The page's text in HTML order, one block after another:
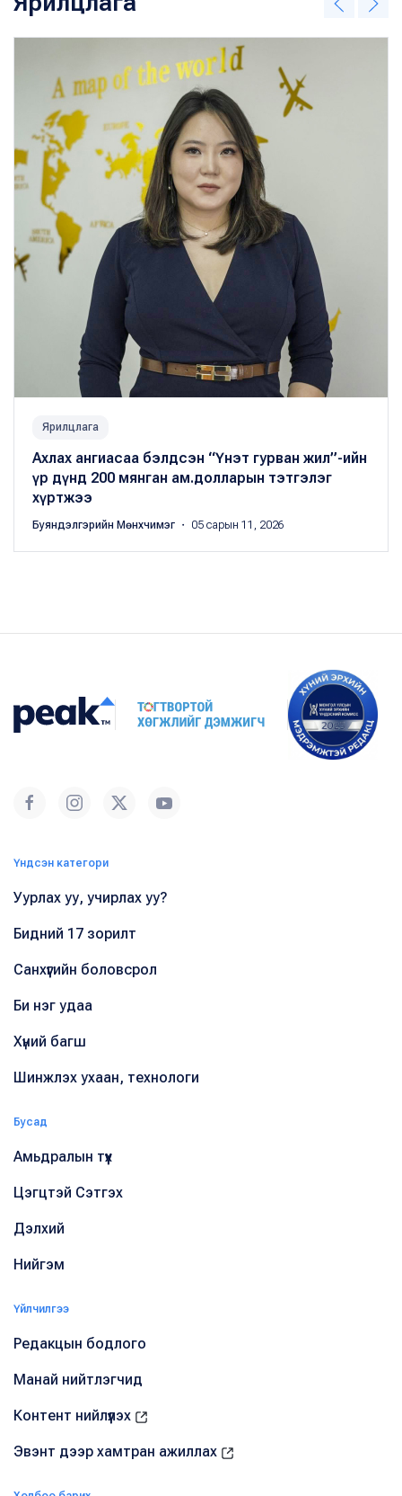
Ярилцлага
Ахлах ангиасаа бэлдсэн “Үнэт гурван жил”-ийн
үр дүнд 200 мянган ам.долларын тэтгэлэг
хүртжээ
Буяндэлгэрийн Мөнхчимэг ・ 05 сарын 11, 2026
Үндсэн категори
Уурлах уу, учирлах уу?
Бидний 17 зорилт
Санхүүгийн боловсрол
Би нэг удаа
Хүний багш
Шинжлэх ухаан, технологи
Бусад
Амьдралын түүх
Цэгцтэй Сэтгэх
Дэлхий
Нийгэм
Үйлчилгээ
Редакцын бодлого
Манай нийтлэгчид
Контент нийлүүлэх
Эвэнт дээр хамтран ажиллах